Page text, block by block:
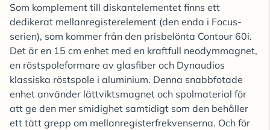
Som komplement till diskantelementet finns ett
dedikerat mellanregisterelement (den enda i Focus-
serien), som kommer från den prisbelönta Contour 60i.
Det är en 15 cm enhet med en kraftfull neodymmagnet,
en röstspoleformare av glasfiber och Dynaudios
klassiska röstspole i aluminium. Denna snabbfotade
enhet använder lättviktsmagnet och spolmaterial för
att ge den mer smidighet samtidigt som den behåller
ett tätt grepp om mellanregisterfrekvenserna. Och för